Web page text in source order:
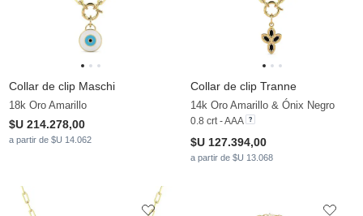
Collar de clip Maschi
18k Oro Amarillo
$U 214.278,00
a partir de $U 14.062
Collar de clip Tranne
14k Oro Amarillo & Ónix Negro
0.8 crt - AAA
$U 127.394,00
a partir de $U 13.068